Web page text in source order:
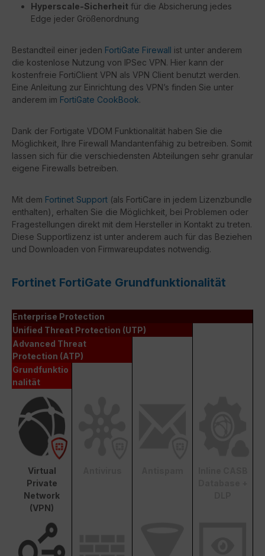
Hyperscale-Sicherheit für die Absicherung jedes
Edge jeder Größenordnung
Bestandteil einer jeden FortiGate Firewall ist unter anderem
die kostenlose Nutzung von IPSec VPN. Hier kann der
kostenfreie FortiClient VPN als VPN Client benutzt werden.
Eine Anleitung zur Einrichtung des VPN’s finden Sie unter
anderem im FortiGate CookBook.
Dank der Fortigate VDOM Funktionalität haben Sie die
Möglichkeit, Ihre Firewall Mandantenfähig zu betreiben. Somit
lassen sich für die verschiedensten Abteilungen sehr granular
eigene Firewalls betreiben.
Mit dem Fortinet Support (als FortiCare in jedem Lizenzbundle
enthalten), erhalten Sie die Möglichkeit, bei Problemen oder
Fragestellungen direkt mit dem Hersteller in Kontakt zu treten.
Diese Supportlizenz ist unter anderem auch für das Beziehen
und Downloaden von Firmwareupdates notwendig.
Fortinet FortiGate Grundfunktionalität
Enterprise Protection
Unified Threat Protection (UTP)
Advanced Threat
Protection (ATP)
Grundfunktio
nalität
Virtual
Private
Network
(VPN)